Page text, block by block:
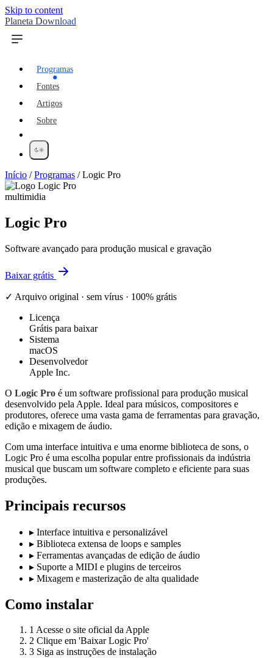
Skip to content
Planeta Download
Programas
Fontes
Artigos
Sobre
Início /Programas /Logic Pro
multimidia
Logic Pro
Software avançado para produção musical e gravação
Baixar grátis
✓ Arquivo original · sem vírus · 100% grátis
Licença
Grátis para baixar
Sistema
macOS
Desenvolvedor
Apple Inc.
O Logic Pro é um software profissional para produção musical
desenvolvido pela Apple. Ideal para músicos, compositores e
produtores, oferece uma vasta gama de ferramentas para gravação,
edição e mixagem de áudio.
Com uma interface intuitiva e uma enorme biblioteca de sons, o
Logic Pro é uma escolha popular entre profissionais da indústria
musical que buscam um software completo e eficiente para suas
produções.
Principais recursos
▸ Interface intuitiva e personalizável
▸ Biblioteca extensa de loops e samples
▸ Ferramentas avançadas de edição de áudio
▸ Suporte a MIDI e plugins de terceiros
▸ Mixagem e masterização de alta qualidade
Como instalar
1 Acesse o site oficial da Apple
2 Clique em 'Baixar Logic Pro'
3 Siga as instruções de instalação